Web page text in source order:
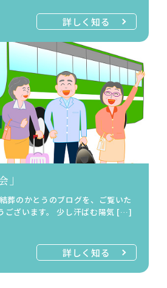
詳しく知る
」
葬のかとうのブログを、ご覧いた
ございます。 少し汗ばむ陽気 […]
詳しく知る